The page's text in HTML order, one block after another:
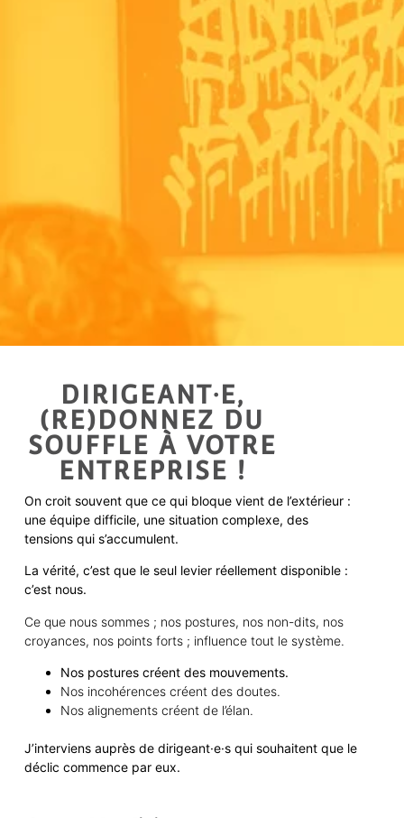
DIRIGEANT·E,
(RE)DONNEZ DU
SOUFFLE À VOTRE
ENTREPRISE !
On croit souvent que ce qui bloque vient de l’extérieur :
une équipe difficile, une situation complexe, des
tensions qui s’accumulent.
La vérité, c’est que le seul levier réellement disponible :
c’est nous.
Ce que nous sommes ; nos postures, nos non-dits, nos
croyances, nos points forts ; influence tout le système.
Nos postures créent des mouvements.
Nos incohérences créent des doutes.
Nos alignements créent de l’élan.
J’interviens auprès de dirigeant·e·squi souhaitent que le
déclic commence par eux.